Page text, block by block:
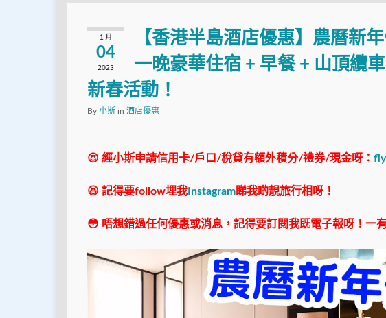
1 月
04
2023
【香港半島酒店優惠】農曆新
一晚豪華住宿 + 早餐 + 山頂纜
新春活動！
By 小斯 in 酒店優惠
😍 經小斯申請信用卡/戶口/稅貸有額外積分/禮券/現金呀：
😆 記得要follow埋我 Instagram睇我啲靚旅行相呀！
😳 唔想錯過任何優惠或消息，記得要訂閱我既電子報呀！一